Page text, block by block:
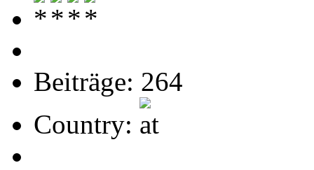
Beiträge: 264
Country: